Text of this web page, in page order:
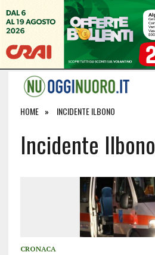
HOME INCIDENTE ILBONO
Incidente Ilbono
CRONACA